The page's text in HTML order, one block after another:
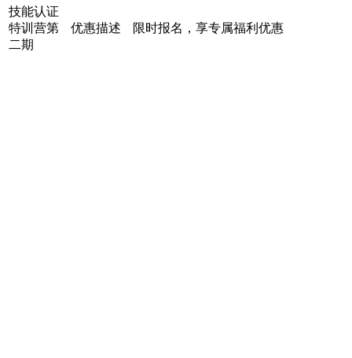
技能认证
特训营第
二期
优惠描述 限时报名，享专属福利优惠